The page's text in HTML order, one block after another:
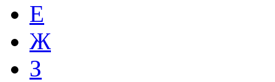
Е
Ж
З